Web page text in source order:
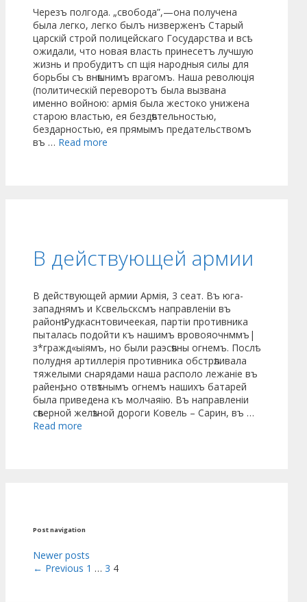
Черезъ полгода. „свобода”,—она получена
была легко, легко былъ низверженъ Старый
царскій строй полицейскаго Государства и всѣ
ожидали, что новая власть принесетъ лучшую
жизнь и пробудитъ сп щія народныя силы для
борьбы съ внѣшнимъ врагомъ. Наша революція
(политическій переворотъ была вызвана
именно войною: армія была жестоко унижена
старою властью, ея бездѣятельностью,
бездарностью, ея прямымъ предательствомъ
въ … Read more
В действующей армии
В действующей армии Армія, 3 сеат. Въ юга-
западнямъ и Ксвельсксмъ направленіи въ
районѣ Рудкаснтовичеекая, партіи противника
пыталась подойти къ нашимъ вровояочнммъ|
з*гражд«ыіямъ, но были раэсѣяны огнемъ. Послѣ
полудня артиллерія противника обстрѣливала
тяжелыми снарядами наша располо лежаніе въ
райенѣ, но отвѣтнымъ огнемъ нашихъ батарей
была приведена къ молчаяію. Въ направленіи
сѣверной желѣзной дороги Ковель – Сарин, въ …
Read more
Post navigation
Newer posts
← Previous 1 … 3 4